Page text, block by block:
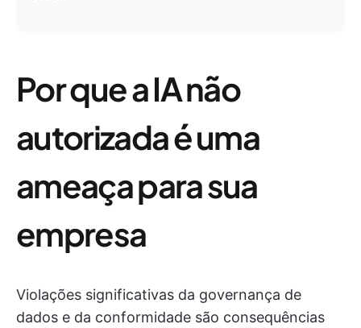
Por que a IA não
autorizada é uma
ameaça para sua
empresa
Violações significativas da governança de
dados e da conformidade são consequências